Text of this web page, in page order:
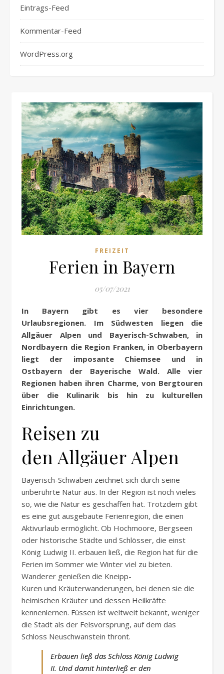
Eintrags-Feed
Kommentar-Feed
WordPress.org
FREIZEIT
Ferien in Bayern
05/07/2021
In Bayern gibt es vier besondere
Urlaubsregionen. Im Südwesten liegen die
Allgäuer Alpen und Bayerisch-Schwaben, in
Nordbayern die Region Franken, in Oberbayern
liegt der imposante Chiemsee und in
Ostbayern der Bayerische Wald. Alle vier
Regionen haben ihren Charme, von Bergtouren
über die Kulinarik bis hin zu kulturellen
Einrichtungen.
Reisen zu
den AllgäuerAlpen
Bayerisch-Schwaben zeichnet sich durch seine
unberührte Natur aus. In der Region ist noch vieles
so, wie die Natur es geschaffen hat. Trotzdem gibt
es eine gut ausgebaute Ferienregion, die einen
Aktivurlaub ermöglicht. Ob Hochmoore, Bergseen
oder historische Städte und Schlösser, die einst
König Ludwig II. erbauen ließ, die Region hat für die
Ferien im Sommer wie Winter viel zu bieten.
Wanderer genießen die Kneipp-
Kuren und Kräuterwanderungen, bei denen sie die
heimischen Kräuter und dessen Heilkräfte
kennenlernen. Füssen ist weltweit bekannt, weniger
die Stadt als der Felsvorsprung, auf dem das
Schloss Neuschwanstein thront.
Erbauen ließ das Schloss König Ludwig
II. Und damit hinterließ er den